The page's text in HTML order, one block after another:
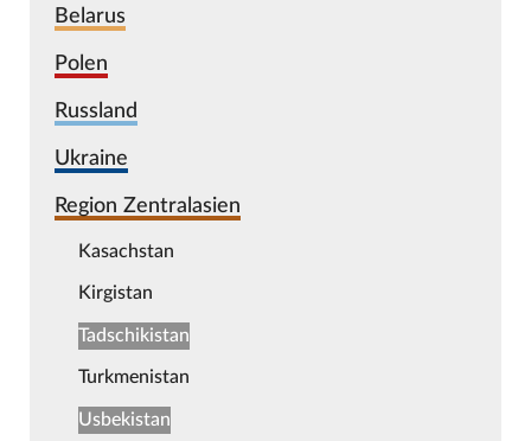
Belarus
Polen
Russland
Ukraine
Region Zentralasien
Kasachstan
Kirgistan
Tadschikistan
Turkmenistan
Usbekistan